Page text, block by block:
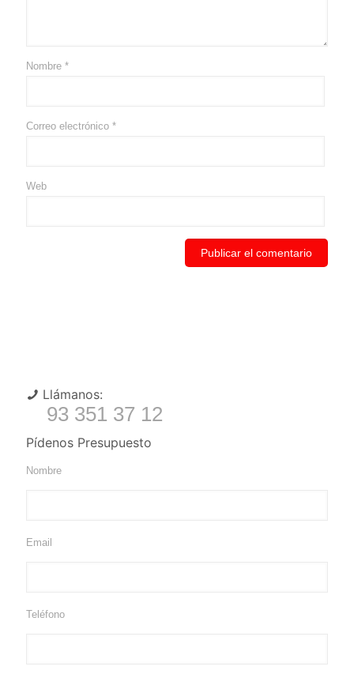
Nombre *
Correo electrónico *
Web
Llámanos:
93 351 37 12
Pídenos Presupuesto
Nombre
Email
Teléfono